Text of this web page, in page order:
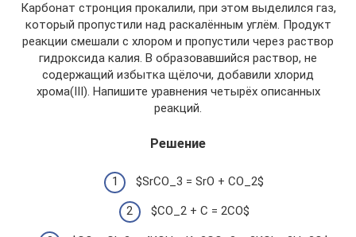
Карбонат стронция прокалили, при этом выделился газ,
который пропустили над раскалённым углём. Продукт
реакции смешали с хлором и пропустили через раствор
гидроксида калия. В образовавшийся раствор, не
содержащий избытка щёлочи, добавили хлорид
хрома(III). Напишите уравнения четырёх описанных
реакций.
Решение
$SrCO_3 = SrO + CO_2$
$CO_2 + C = 2CO$